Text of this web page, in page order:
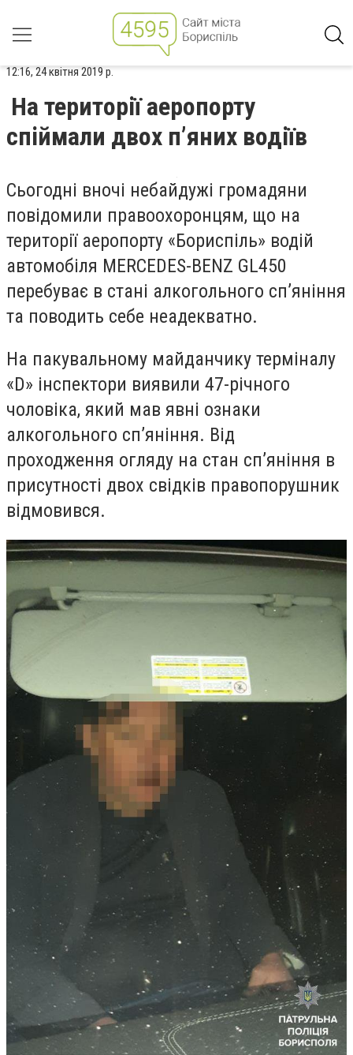
12:16, 24 квітня 2019 р.
На території аеропорту
спіймали двох п’яних водіїв
Сьогодні вночі небайдужі громадяни
повідомили правоохоронцям, що на
території аеропорту «Бориспіль» водій
автомобіля MERCEDES-BENZ GL450
перебуває в стані алкогольного сп’яніння
та поводить себе неадекватно.
На пакувальному майданчику терміналу
«D» інспектори виявили 47-річного
чоловіка, який мав явні ознаки
алкогольного сп’яніння. Від
проходження огляду на стан сп’яніння в
присутності двох свідків правопорушник
відмовився.